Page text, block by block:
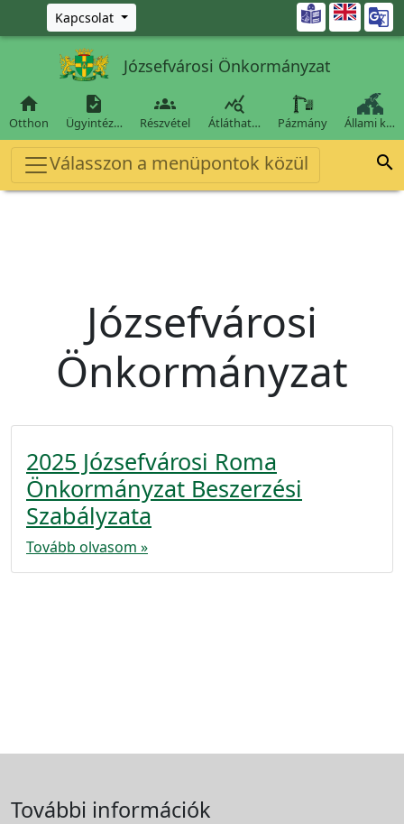
Ugrás a fő tartalomra
Kapcsolat 
Józsefvárosi Önkormányzat

Otthon

Ügyintéz…

Részvétel

Átláthat… Pázmány Állami k…
Válasszon a menüpontok közül 
Józsefvárosi
Önkormányzat
2025 Józsefvárosi Roma
Önkormányzat Beszerzési
Szabályzata
Tovább olvasom »
További információk